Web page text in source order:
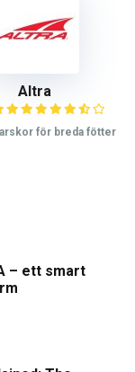
Altra
för breda fötter
– ett smart